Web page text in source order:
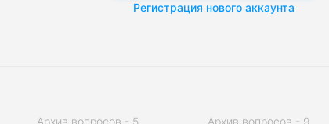
Регистрация нового аккаунта
Архив вопросов - 5 Архив вопросов - 9